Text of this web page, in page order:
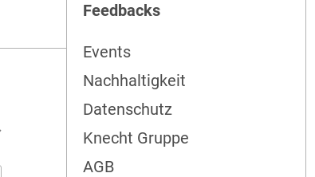
Feedbacks
Events
Nachhaltigkeit
Datenschutz
Knecht Gruppe
AGB